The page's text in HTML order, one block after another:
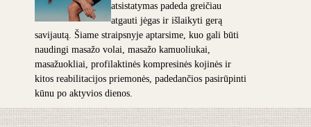
atsistatymas padeda greičiau
atgauti jėgas ir išlaikyti gerą
savijautą. Šiame straipsnyje aptarsime, kuo gali būti
naudingi masažo volai, masažo kamuoliukai,
masažuokliai, profilaktinės kompresinės kojinės ir
kitos reabilitacijos priemonės, padedančios pasirūpinti
kūnu po aktyvios dienos.